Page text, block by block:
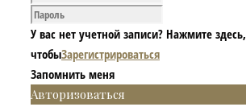
У вас нет учетной записи? Нажмите здесь,
чтобыЗарегистрироваться
Запомнить меня
Авторизоваться